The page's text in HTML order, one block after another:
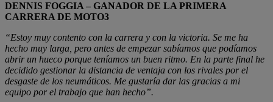
DENNIS FOGGIA – GANADOR DE LA PRIMERA
CARRERA DE MOTO3
“Estoy muy contento con la carrera y con la victoria. Se me ha
hecho muy larga, pero antes de empezar sabíamos que podíamos
abrir un hueco porque teníamos un buen ritmo. En la parte final he
decidido gestionar la distancia de ventaja con los rivales por el
desgaste de los neumáticos. Me gustaría dar las gracias a mi
equipo por el trabajo que han hecho”.